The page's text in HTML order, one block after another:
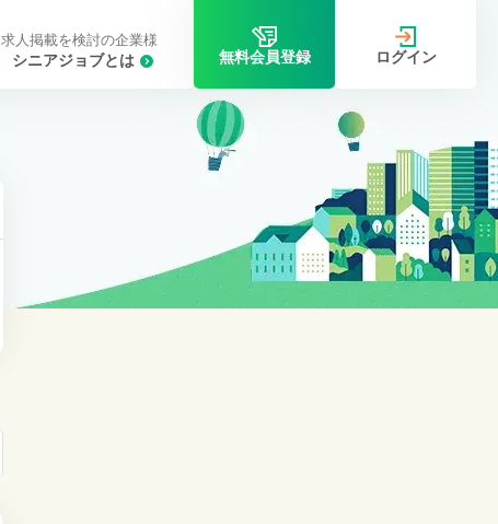
シニアジョブとは
求人掲載を検討の企業様
無料会員登録 ログイン